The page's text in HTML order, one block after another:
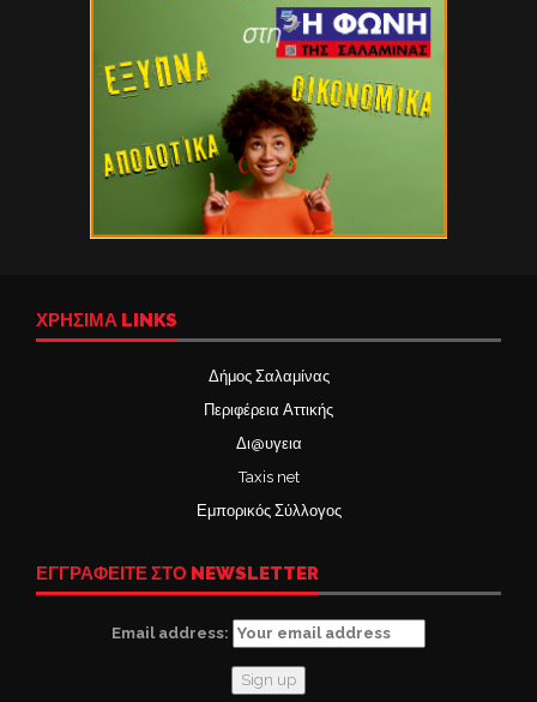
ΧΡΉΣΙΜΑ LINKS
Δήμος Σαλαμίνας
Περιφέρεια Αττικής
Δι@υγεια
Taxis net
Εμπορικός Σύλλογος
ΕΓΓΡΑΦΕΙΤΕ ΣΤΟ NEWSLETTER
Email address: